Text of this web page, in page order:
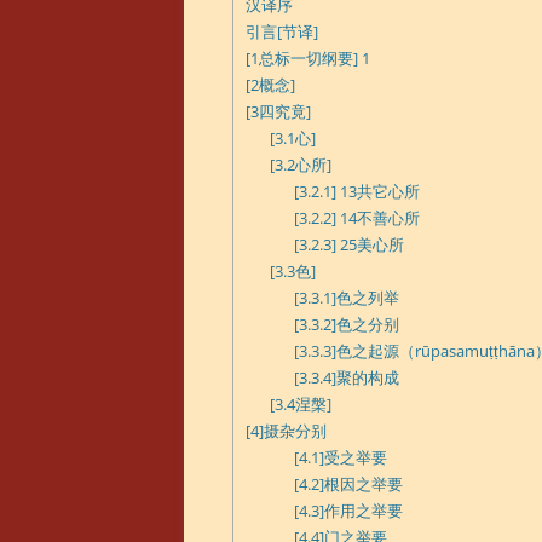
汉译序
引言[节译]
[1总标一切纲要] 1
[2概念]
[3四究竟]
[3.1心]
[3.2心所]
[3.2.1] 13共它心所
[3.2.2] 14不善心所
[3.2.3] 25美心所
[3.3色]
[3.3.1]色之列举
[3.3.2]色之分别
[3.3.3]色之起源（rūpasamuṭṭhāna
[3.3.4]聚的构成
[3.4涅槃]
[4]摄杂分别
[4.1]受之举要
[4.2]根因之举要
[4.3]作用之举要
[4.4]门之举要